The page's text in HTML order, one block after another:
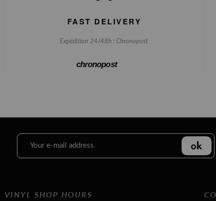
FAST DELIVERY
Expédition 24/48h : Chronopost
chronopost
VINYL SHOP HOURS